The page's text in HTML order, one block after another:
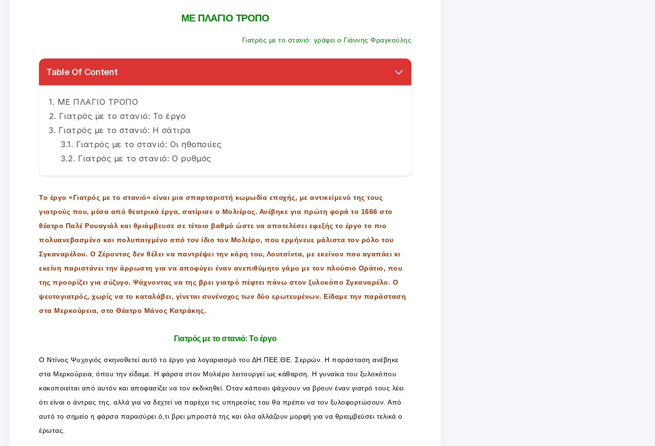
ΜΕ ΠΛΑΓΙΟ ΤΡΟΠΟ
Γιατρός με το στανιό: γράφει ο Γιάννης Φραγκούλης
Table Of Content
ΜΕ ΠΛΑΓΙΟ ΤΡΟΠΟ
Γιατρός με το στανιό: Το έργο
Γιατρός με το στανιό: Η σάτιρα
Γιατρός με το στανιό: Οι ηθοποιίες
Γιατρός με το στανιό: Ο ρυθμός
Το έργο «Γιατρός με το στανιό» είναι μια σπαρταριστή κωμωδία εποχής, με αντικείμενό της τους
γιατρούς που, μέσα από θεατρικά έργα, σατίρισε ο Μολιέρος. Ανέβηκε για πρώτη φορά το 1666 στο
θέατρο Παλέ Ρουαγιάλ και θριάμβευσε σε τέτοιο βαθμό ώστε να αποτελέσει εφεξής το έργο το πιο
πολυανεβασμένο και πολυπαιγμένο από τον ίδιο τον Μολιέρο, που ερμήνευε μάλιστα τον ρόλο του
Σγκαναρέλου. Ο Ζέροντος δεν θέλει να παντρέψει την κόρη του, Λουτσίντα, με εκείνον που αγαπάει κι
εκείνη παριστάνει την άρρωστη για να αποφύγει έναν ανεπιθύμητο γάμο με τον πλούσιο Οράτιο, που
της προορίζει για σύζυγο. Ψάχνοντας να της βρει γιατρό πέφτει πάνω στον ξυλοκόπο Σγκαναρέλο. Ο
ψευτογιατρός, χωρίς να το καταλάβει, γίνεται συνένοχος των δύο ερωτευμένων. Είδαμε την παράσταση
στα Μερκούρεια, στο Θέατρο Μάνος Κατράκης.
Γιατρός με το στανιό: Το έργο
Ο Ντίνος Ψυχογιός σκηνοθετεί αυτό το έργο για λογαριασμό του ΔΗ.ΠΕΕ.ΘΕ. Σερρών. Η παράσταση ανέβηκε
στα Μερκούρεια, όπου την είδαμε. Η φάρσα στον Μολιέρο λειτουργεί ως κάθαρση. Η γυναίκα του ξυλοκόπου
κακοποιείται από αυτόν και αποφασίζει να τον εκδικηθεί. Όταν κάποιοι ψάχνουν να βρουν έναν γιατρό τους λέει
ότι είναι ο άντρας της, αλλά για να δεχτεί να παρέχει τις υπηρεσίες του θα πρέπει να τον ξυλοφορτώσουν. Από
αυτό το σημείο η φάρσα παρασύρει ό,τι βρει μπροστά της και όλα αλλάζουν μορφή για να θριαμβεύσει τελικά ο
έρωτας.